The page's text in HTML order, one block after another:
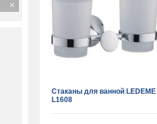
Стаканы для ванной LEDEME
L1608